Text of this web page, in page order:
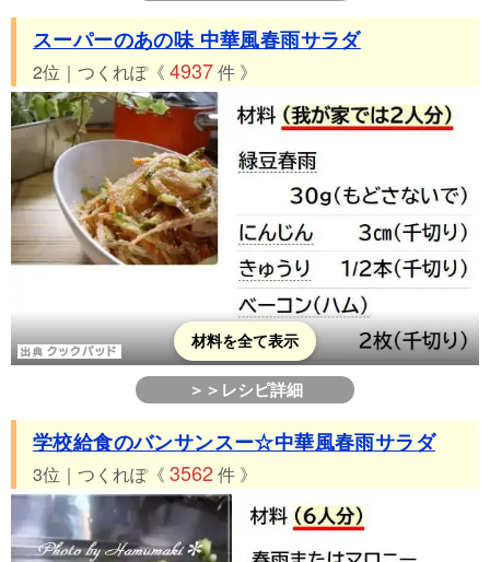
スーパーのあの味 中華風春雨サラダ
2位｜つくれぽ《 4937件 》
材料を全て表示
＞＞レシピ詳細
学校給食のバンサンスー☆中華風春雨サラダ
3位｜つくれぽ《 3562 件 》